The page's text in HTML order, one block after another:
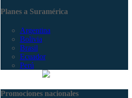
Planes a Suramérica
Argentina
Bolivia
Brasil
Ecuador
Perú
Promociones nacionales